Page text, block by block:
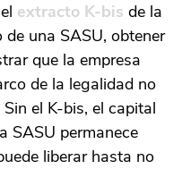
extracto K-bis de la
de una SASU, obtener
que la empresa
de la legalidad no
el K-bis, el capital
SASU permanece
liberar hasta no